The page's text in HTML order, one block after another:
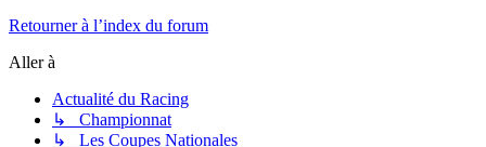
Retourner à l’index du forum
Aller à
Actualité du Racing
↳ Championnat
↳ Les Coupes Nationales